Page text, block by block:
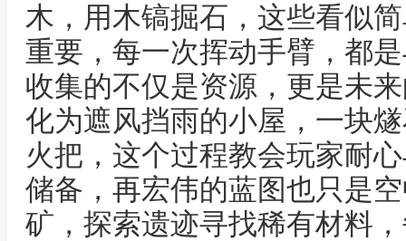
木，用木镐掘石，这些看似
重要，每一次挥动手臂，都
收集的不仅是资源，更是未
化为遮风挡雨的小屋，一块
火把，这个过程教会玩家耐
储备，再宏伟的蓝图也只是
矿，探索遗迹寻找稀有材料